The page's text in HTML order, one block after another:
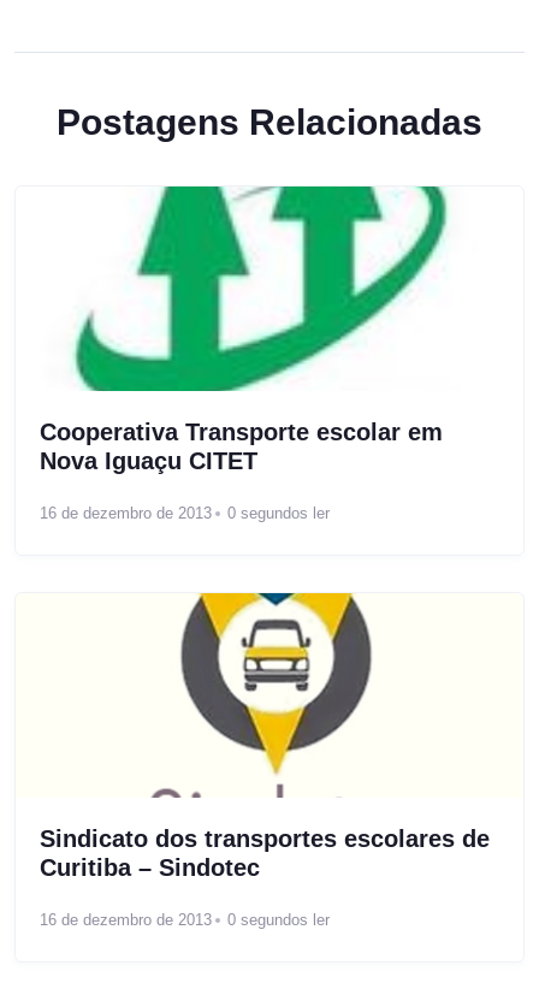
Postagens Relacionadas
Cooperativa Transporte escolar em
Nova Iguaçu CITET
16 de dezembro de 2013 0 segundos ler
Sindicato dos transportes escolares de
Curitiba – Sindotec
16 de dezembro de 2013 0 segundos ler